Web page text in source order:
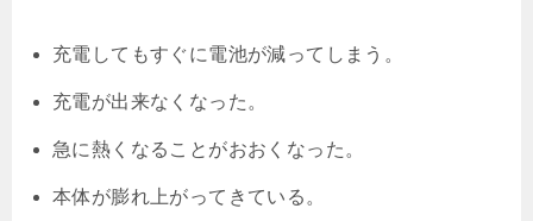
充電してもすぐに電池が減ってしまう。
充電が出来なくなった。
急に熱くなることがおおくなった。
本体が膨れ上がってきている。